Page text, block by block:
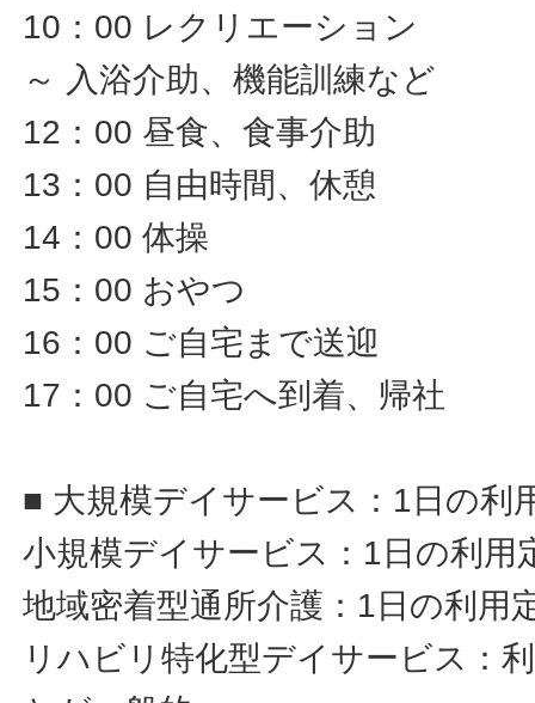
10：00 レクリエーション
～ 入浴介助、機能訓練など
12：00 昼食、食事介助
13：00 自由時間、休憩
14：00 体操
15：00 おやつ
16：00 ご自宅まで送迎
17：00 ご自宅へ到着、帰社
■ 大規模デイサービス：1日の利
小規模デイサービス：1日の利用
地域密着型通所介護：1日の利用
リハビリ特化型デイサービス：